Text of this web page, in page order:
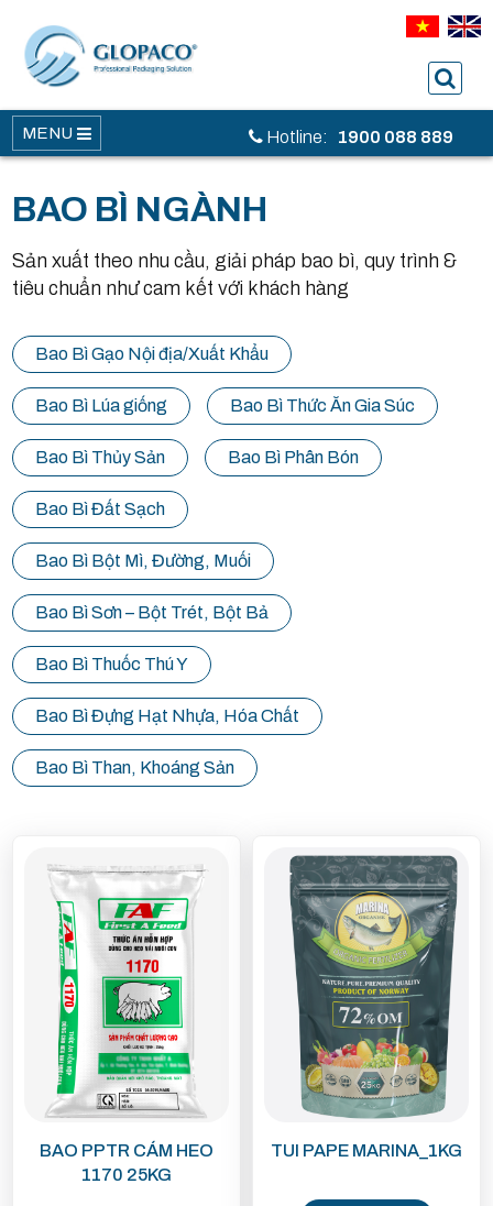
MENU Hotline: 1900 088 889
BAO BÌ NGÀNH
Sản xuất theo nhu cầu, giải pháp bao bì, quy trình &
tiêu chuẩn như cam kết với khách hàng
Bao Bì Gạo Nội địa/Xuất Khẩu
Bao Bì Lúa giống Bao Bì Thức Ăn Gia Súc
Bao Bì Thủy Sản Bao Bì Phân Bón
Bao Bì Đất Sạch
Bao Bì Bột Mì, Đường, Muối
Bao Bì Sơn – Bột Trét, Bột Bả
Bao Bì Thuốc Thú Y
Bao Bì Đựng Hạt Nhựa, Hóa Chất
Bao Bì Than, Khoáng Sản
BAO PPTR CÁM HEO
1170 25KG
TUI PAPE MARINA_1KG